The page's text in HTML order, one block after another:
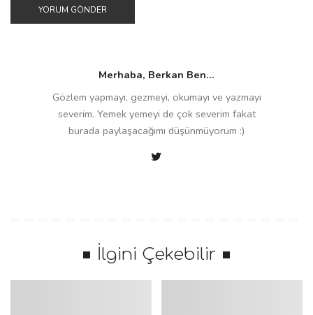
Merhaba, Berkan Ben...
Gözlem yapmayı, gezmeyi, okumayı ve yazmayı
severim. Yemek yemeyi de çok severim fakat
burada paylaşacağımı düşünmüyorum :)
İlgini Çekebilir